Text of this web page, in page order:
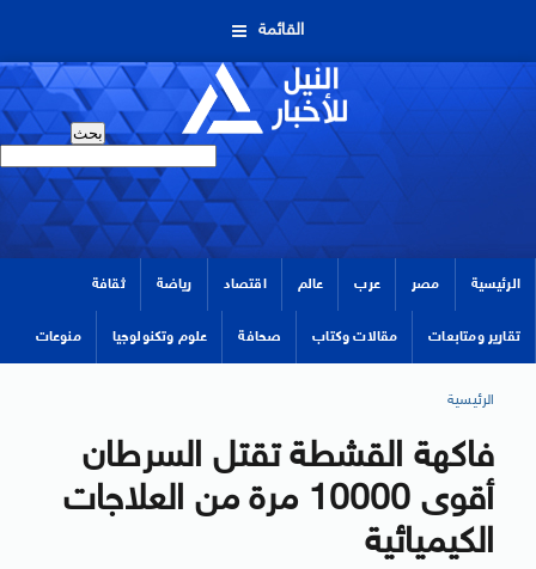
القائمة
الرئيسية مصر عرب عالم اقتصاد رياضة ثقافة
تقارير ومتابعات مقالات وكتاب صحافة علوم وتكنولوجيا منوعات
الرئيسية
فاكهة القشطة تقتل السرطان
أقوى 10000 مرة من العلاجات
الكيميائية